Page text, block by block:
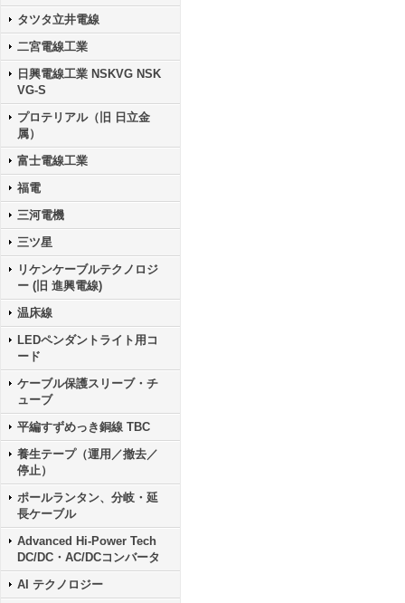
タツタ立井電線
二宮電線工業
日興電線工業 NSKVG NSK
VG-S
プロテリアル（旧 日立金
属）
富士電線工業
福電
三河電機
三ツ星
リケンケーブルテクノロジ
ー (旧 進興電線)
温床線
LEDペンダントライト用コ
ード
ケーブル保護スリーブ・チ
ューブ
平編すずめっき銅線 TBC
養生テープ（運用／撤去／
停止）
ポールランタン、分岐・延
長ケーブル
Advanced Hi-Power Tech
DC/DC・AC/DCコンバータ
AI テクノロジー